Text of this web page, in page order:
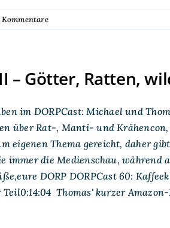
– Götter, Ratten,
im DORPCast: Michael und
über Rat-, Manti- und
eigenen Thema gereicht, daher
immer die Medienschau, während
DORP DORPCast 60:
Thomas' kurzer